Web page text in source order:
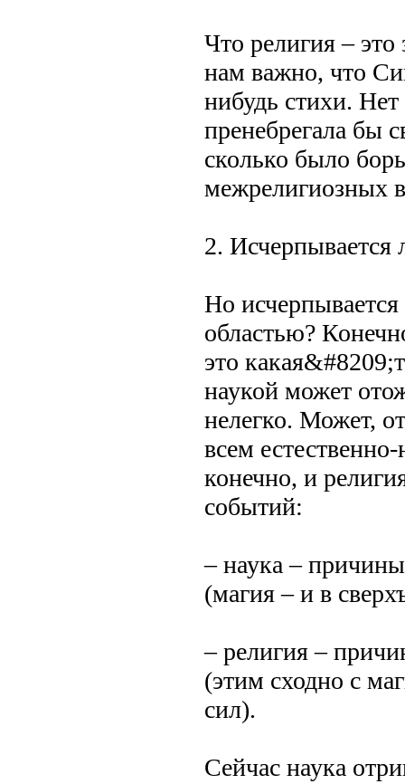
Что религия – это
нам важно, что
нибудь стихи.
пренебрегала бы
сколько было
межрелигиозных
2. Исчерпывается
Но
областью?
это
наукой может
нелегко. Может,
всем
конечно, и
событий:
– наука –
(магия – и в
– религия –
(этим сходно с
сил).
Сейчас наука